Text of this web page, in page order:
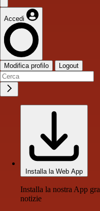
Accedi
Modifica profilo Logout
Installa la Web App
Installa la nostra App
notizie